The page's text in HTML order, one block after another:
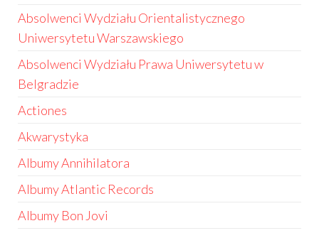
Absolwenci Wydziału Orientalistycznego
Uniwersytetu Warszawskiego
Absolwenci Wydziału Prawa Uniwersytetu w
Belgradzie
Actiones
Akwarystyka
Albumy Annihilatora
Albumy Atlantic Records
Albumy Bon Jovi